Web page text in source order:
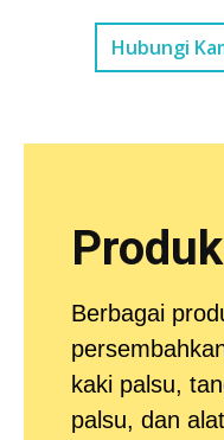
Hubungi
Produk
Berbagai
kaki palsu,
palsu, dan